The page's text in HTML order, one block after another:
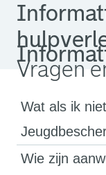
Vragen
Wat als ik
Wie zijn